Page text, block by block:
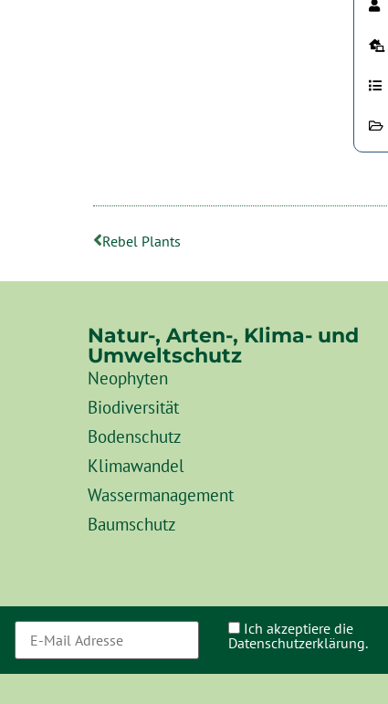
Rebel Plants
Natur-, Arten-, Klima- und
Umweltschutz
Neophyten
Biodiversität
Bodenschutz
Klimawandel
Wassermanagement
Baumschutz
Ich akzeptiere die
Datenschutzerklärung.